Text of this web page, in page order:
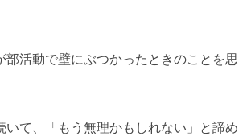
部活動で壁にぶつかったときのことを思
いて、「もう無理かもしれない」と諦め